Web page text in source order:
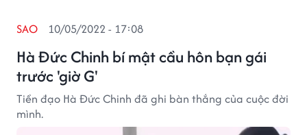
Hà Đức Chinh bí mật cầu hôn bạn gái
trước 'giờ G'
SAO 10/05/2022 - 17:08
Tiền đạo Hà Đức Chinh đã ghi bàn thắng của cuộc đời
mình.